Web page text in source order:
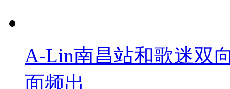
A-Lin南昌站和歌迷双
面频出